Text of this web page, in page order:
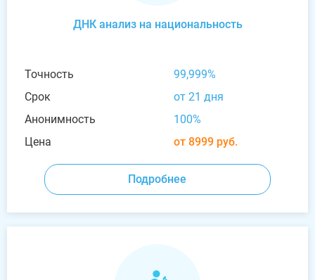
ДНК анализ на национальность
Точность
99,999%
Срок
от 21 дня
Анонимность
100%
Цена
от 8999 руб.
Подробнее